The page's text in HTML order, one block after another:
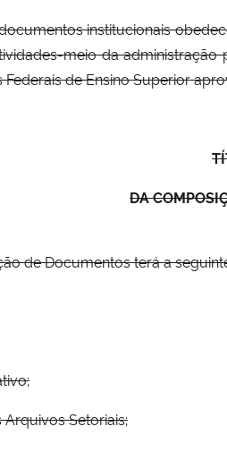
institucionais
meio da
de Ensino Superior
DA
de Documentos terá a
Setoriais;